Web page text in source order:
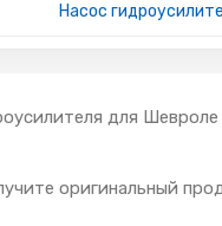
Насос
для
оригинальный